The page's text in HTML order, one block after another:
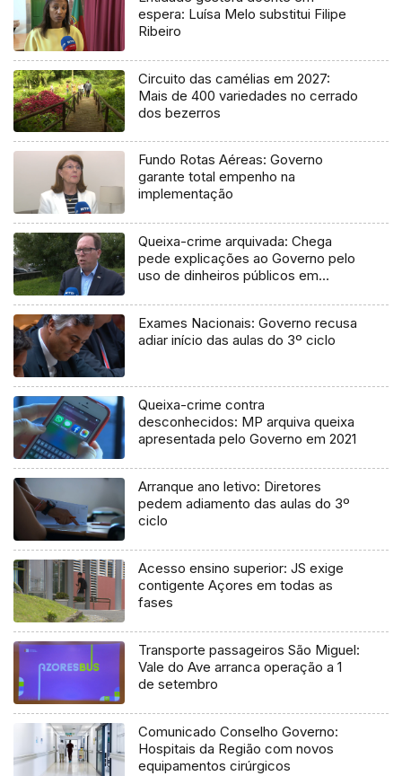
espera: Luísa Melo substitui Filipe
Ribeiro
Circuito das camélias em 2027:
Mais de 400 variedades no cerrado
dos bezerros
Fundo Rotas Aéreas: Governo
garante total empenho na
implementação
Queixa-crime arquivada: Chega
pede explicações ao Governo pelo
uso de dinheiros públicos em
Exames Nacionais: Governo recusa
adiar início das aulas do 3º ciclo
Queixa-crime contra
desconhecidos: MP arquiva queixa
apresentada pelo Governo em 2021
Arranque ano letivo: Diretores
pedem adiamento das aulas do 3º
ciclo
Acesso ensino superior: JS exige
contigente Açores em todas as
fases
Transporte passageiros São Miguel:
Vale do Ave arranca operação a 1
de setembro
Comunicado Conselho Governo:
Hospitais da Região com novos
equipamentos cirúrgicos